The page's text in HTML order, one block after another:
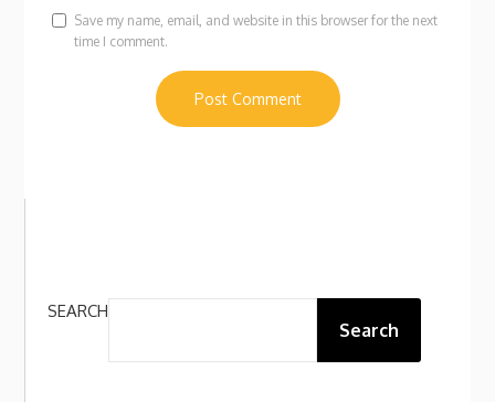
Save my name, email, and website in this browser for the next
time I comment.
SEARCH
Search